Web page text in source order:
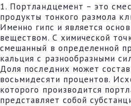
1. Портландцемент – это
продукты тонкого размола
Именно гипс и является
веществом. С химической
смешанный в определенной
кальция с разнообразными
Доля последних может
восьмидесяти процентов.
которого производится
представляет собой